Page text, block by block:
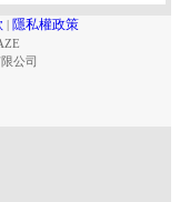
| 隱私權政策
公司